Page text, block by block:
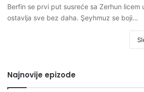
Berfin se prvi put susreće sa Zerhun licem
ostavlja sve bez daha. Şeyhmuz se boji…
Najnovije epizode